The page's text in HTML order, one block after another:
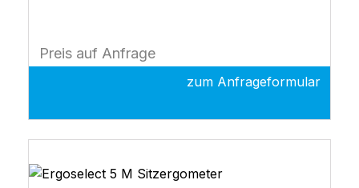
ergoselect 1 Basisgerät Last 6 - 450 Watt
mechanische Sattelhöhenverstellung weiter
Display 10 integrierte Ergometrieprogramme (
frei programmierbar) EKG Schnittstelle (RS-
Dokumentation
Preis auf Anfrage
zum Anfrageformular